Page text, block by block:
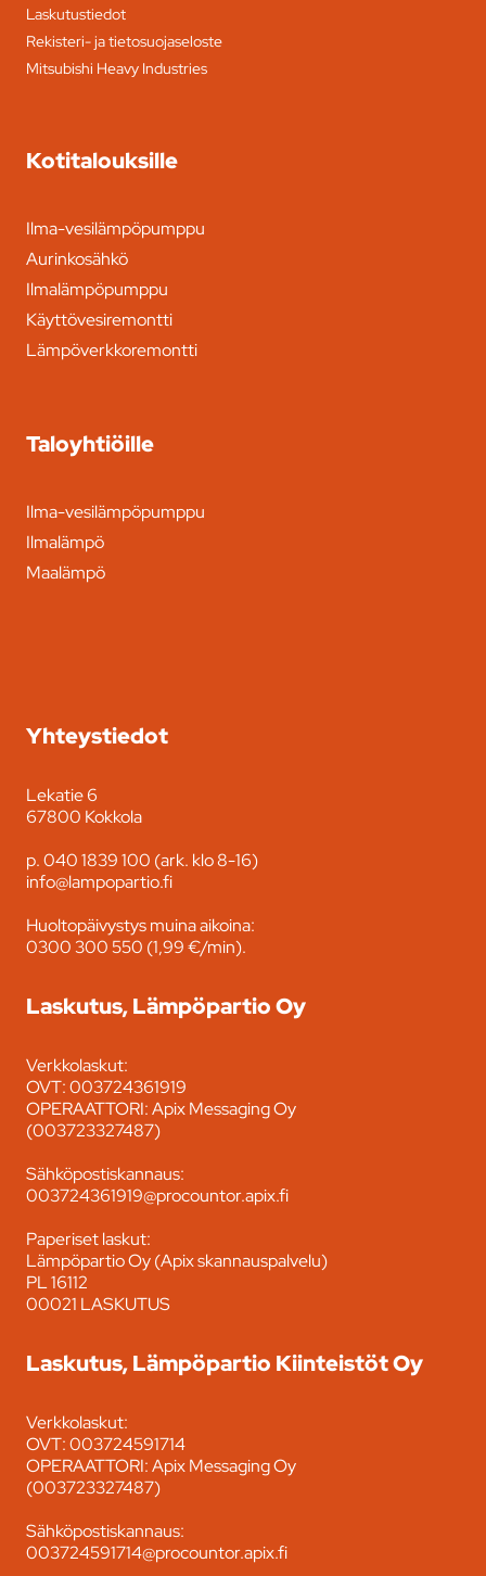
Laskutustiedot
Rekisteri- ja tietosuojaseloste
Mitsubishi Heavy Industries
Kotitalouksille
Ilma-vesilämpöpumppu
Aurinkosähkö
Ilmalämpöpumppu
Käyttövesiremontti
Lämpöverkkoremontti
Taloyhtiöille
Ilma-vesilämpöpumppu
Ilmalämpö
Maalämpö
Yhteystiedot
Lekatie 6
67800 Kokkola
p. 040 1839 100 (ark. klo 8-16)
info@lampopartio.fi
Huoltopäivystys muina aikoina:
0300 300 550 (1,99 €/min).
Laskutus, Lämpöpartio Oy
Verkkolaskut:
OVT: 003724361919
OPERAATTORI: Apix Messaging Oy
(003723327487)
Sähköpostiskannaus:
003724361919@procountor.apix.fi
Paperiset laskut:
Lämpöpartio Oy (Apix skannauspalvelu)
PL 16112
00021 LASKUTUS
Laskutus, Lämpöpartio Kiinteistöt Oy
Verkkolaskut:
OVT: 003724591714
OPERAATTORI: Apix Messaging Oy
(003723327487)
Sähköpostiskannaus:
003724591714@procountor.apix.fi